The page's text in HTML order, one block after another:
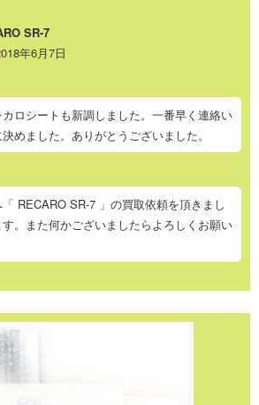
SR-7
年6月7日
ロシートも新調しました。一番早く連絡い
めました。ありがとうございました。
RECARO SR-7 」の買取依頼を頂きまし
。また何かございましたらよろしくお願い